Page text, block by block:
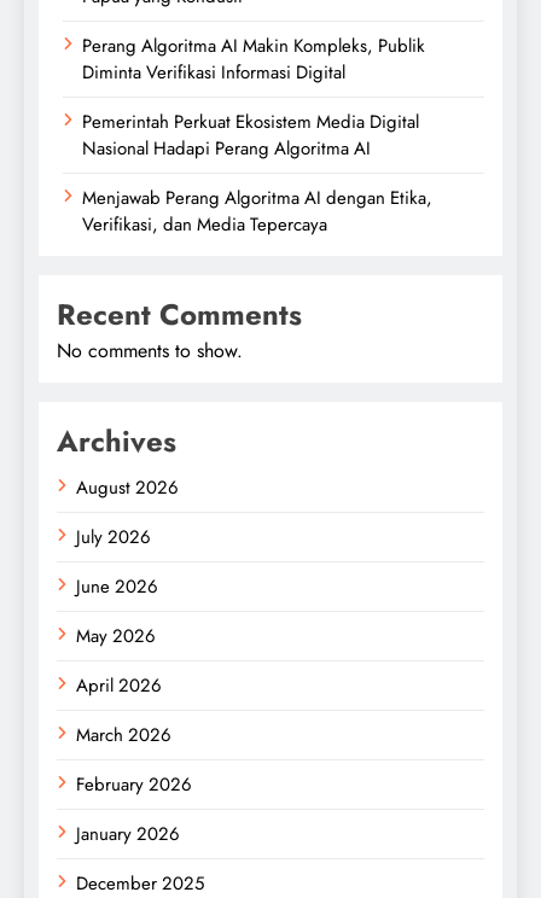
Perang Algoritma AI Makin Kompleks, Publik
Diminta Verifikasi Informasi Digital
Pemerintah Perkuat Ekosistem Media Digital
Nasional Hadapi Perang Algoritma AI
Menjawab Perang Algoritma AI dengan Etika,
Verifikasi, dan Media Tepercaya
Recent Comments
No comments to show.
Archives
August 2026
July 2026
June 2026
May 2026
April 2026
March 2026
February 2026
January 2026
December 2025